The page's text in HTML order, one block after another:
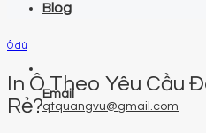
Email
qtquangvu@gmail.com
Blog
Ô dù
In Ô Theo Yêu Cầu
Rẻ?